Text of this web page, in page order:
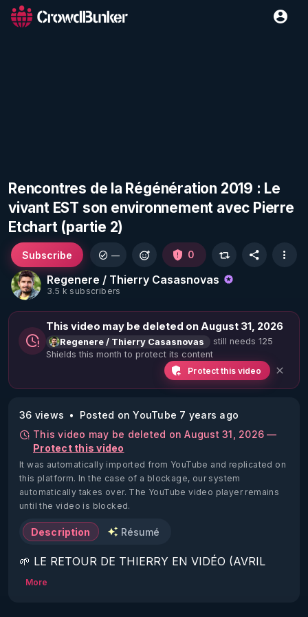
Rencontres de la Régénération 2019 : Le
vivant EST son environnement avec Pierre
Etchart (partie 2)
Regenere / Thierry Casasnovas
3.5 k subscribers
Subscribe — 0
This video may be deleted on August 31, 2026
Regenere / Thierry Casasnovas
still needs 125
Shields this month to protect its content
Protect this video
36 views
Posted on YouTube 7 years ago
This video may be deleted on August 31, 2026 —
Protect this video
It was automatically imported from YouTube and replicated on
this platform. In the case of a blockage, our system
automatically takes over. The YouTube video player remains
until the video is blocked.
Description Résumé
🌱 LE RETOUR DE THIERRY EN VIDÉO (AVRIL
2022)!
More